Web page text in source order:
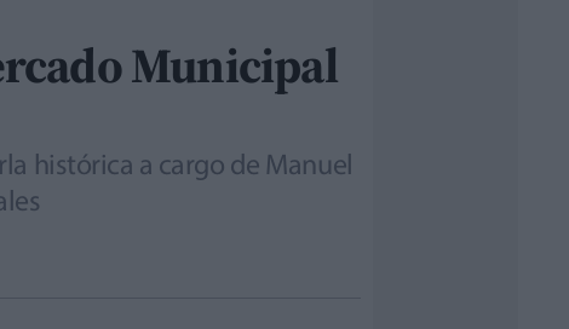
Municipal
histórica a cargo de Manuel